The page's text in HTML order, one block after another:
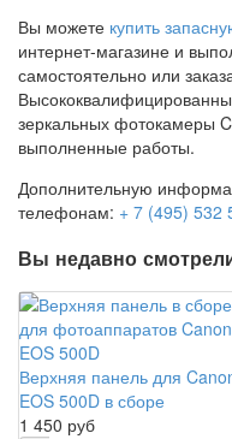
Вы можете купить
интернет-магазине и
самостоятельно или
зеркальных фотокамеры
выполненные работы.
Дополнительную
телефонам: + 7 (495) 532
Вы недавно
Верхняя панель для
EOS 500D в сборе
1 450 руб